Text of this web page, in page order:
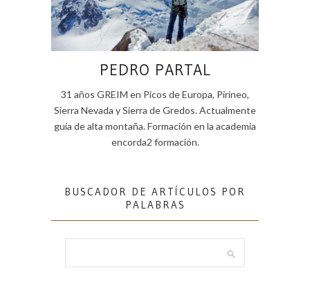
PEDRO PARTAL
31 años GREIM en Picos de Europa, Pirineo,
Sierra Nevada y Sierra de Gredos. Actualmente
guía de alta montaña. Formación en la academia
encorda2 formación.
BUSCADOR DE ARTÍCULOS POR
PALABRAS